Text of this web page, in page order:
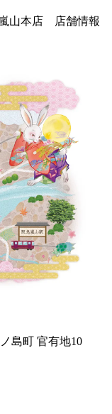
山本店 店舗情報
島町 官有地10